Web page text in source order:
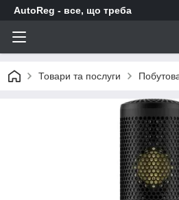
AutoReg - все, що треба
Товари та послуги